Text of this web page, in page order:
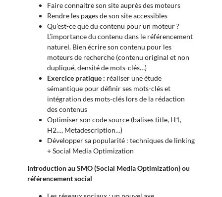
Faire connaitre son site auprès des moteurs
Rendre les pages de son site accessibles
Qu’est-ce que du contenu pour un moteur ?
L’importance du contenu dans le référencement
naturel. Bien écrire son contenu pour les
moteurs de recherche (contenu original et non
dupliqué, densité de mots-clés…)
Exercice pratique : réaliser une étude
sémantique pour définir ses mots-clés et
intégration des mots-clés lors de la rédaction
des contenus
Optimiser son code source (balises title, H1,
H2…, Metadescription…)
Développer sa popularité : techniques de linking
+ Social Media Optimization
Introduction au SMO (Social Media Optimization) ou
référencement social